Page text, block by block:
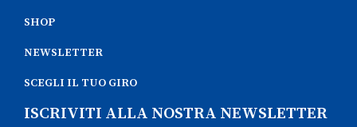
SHOP
NEWSLETTER
SCEGLI IL TUO GIRO
ISCRIVITI ALLA NOSTRA NEWSLETTER